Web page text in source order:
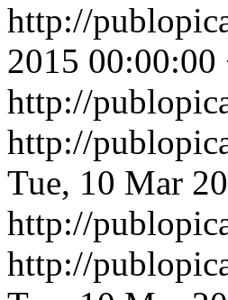
http://
2015 00:00:00
http://
http://
Tue, 10 Mar
http://
http://